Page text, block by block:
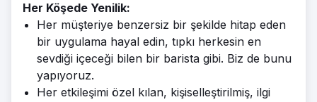
Her Köşede Yenilik:
Her müşteriye benzersiz bir şekilde hitap eden
bir uygulama hayal edin, tıpkı herkesin en
sevdiği içeceği bilen bir barista gibi. Biz de bunu
yapıyoruz.
Her etkileşimi özel kılan, kişiselleştirilmiş, ilgi